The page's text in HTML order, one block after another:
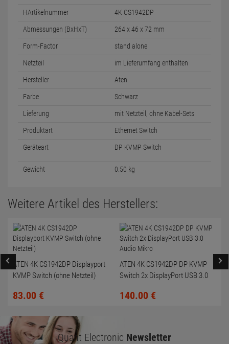
HArtikelnummer 4K CS1942DP
Abmessungen (BxHxT) 264 x 46 x 72 mm
Form-Factor stand alone
Netzteil im Lieferumfang enthalten
Hersteller Aten
Farbe Schwarz
Lieferung mit Netzteil, ohne Kabel-Sets
Produktart Ethernet Switch
Geräteart DP KVMP Switch
Gewicht 0.50 kg
Weitere Artikel des Herstellers:
ATEN 4K CS1942DP Displayport
KVMP Switch (ohne Netzteil)
83.00 €
ATEN 4K CS1942DP DP KVMP
Switch 2x DisplayPort USB 3.0
140.00 €
Quant Electronic Newsletter